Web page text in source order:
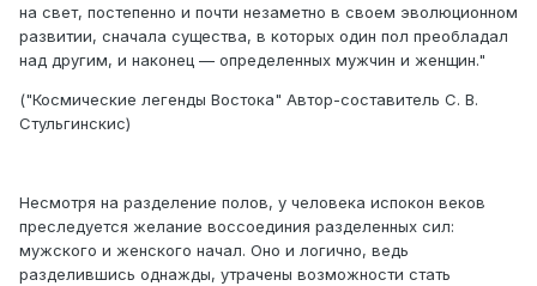
на свет, постепенно и почти незаметно в своем эволюционном
развитии, сначала существа, в которых один пол преобладал
над другим, и наконец — определенных мужчин и женщин."
("Космические легенды Востока" Автор-составитель С. В.
Стульгинскис)
Несмотря на разделение полов, у человека испокон веков
преследуется желание воссоединия разделенных сил:
мужского и женского начал. Оно и логично, ведь
разделившись однажды, утрачены возможности стать